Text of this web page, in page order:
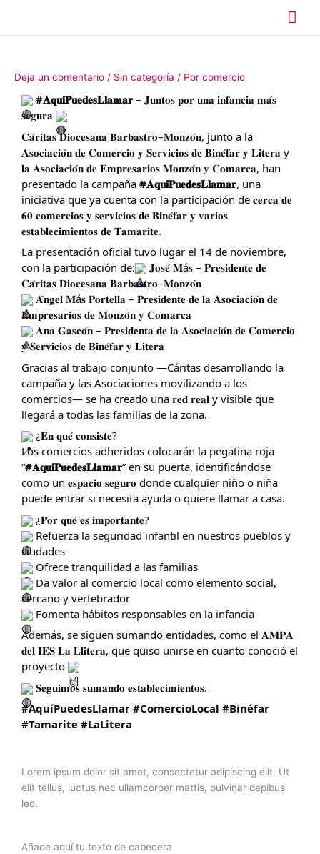
contenido
Deja un comentario / Sin categoría / Por comercio
#𝐀𝐪𝐮𝐢́𝐏𝐮𝐞𝐝𝐞𝐬𝐋𝐥𝐚𝐦𝐚𝐫 – 𝐉𝐮𝐧𝐭𝐨𝐬 𝐩𝐨𝐫 𝐮𝐧𝐚 𝐢𝐧𝐟𝐚𝐧𝐜𝐢𝐚 𝐦𝐚́𝐬
𝐬𝐞𝐠𝐮𝐫𝐚
𝐂𝐚́𝐫𝐢𝐭𝐚𝐬 𝐃𝐢𝐨𝐜𝐞𝐬𝐚𝐧𝐚 𝐁𝐚𝐫𝐛𝐚𝐬𝐭𝐫𝐨–𝐌𝐨𝐧𝐳𝐨́𝐧, junto a la
𝐀𝐬𝐨𝐜𝐢𝐚𝐜𝐢𝐨́𝐧 𝐝𝐞 𝐂𝐨𝐦𝐞𝐫𝐜𝐢𝐨 𝐲 𝐒𝐞𝐫𝐯𝐢𝐜𝐢𝐨𝐬 𝐝𝐞 𝐁𝐢𝐧𝐞́𝐟𝐚𝐫 𝐲 𝐋𝐢𝐭𝐞𝐫𝐚 y
𝐥𝐚 𝐀𝐬𝐨𝐜𝐢𝐚𝐜𝐢𝐨́𝐧 𝐝𝐞 𝐄𝐦𝐩𝐫𝐞𝐬𝐚𝐫𝐢𝐨𝐬 𝐌𝐨𝐧𝐳𝐨́𝐧 𝐲 𝐂𝐨𝐦𝐚𝐫𝐜𝐚, han
presentado la campaña #𝐀𝐪𝐮𝐢́𝐏𝐮𝐞𝐝𝐞𝐬𝐋𝐥𝐚𝐦𝐚𝐫, una
iniciativa que ya cuenta con la participación de 𝐜𝐞𝐫𝐜𝐚 𝐝𝐞
𝟔𝟎 𝐜𝐨𝐦𝐞𝐫𝐜𝐢𝐨𝐬 𝐲 𝐬𝐞𝐫𝐯𝐢𝐜𝐢𝐨𝐬 𝐝𝐞 𝐁𝐢𝐧𝐞́𝐟𝐚𝐫 𝐲 𝐯𝐚𝐫𝐢𝐨𝐬
𝐞𝐬𝐭𝐚𝐛𝐥𝐞𝐜𝐢𝐦𝐢𝐞𝐧𝐭𝐨𝐬 𝐝𝐞 𝐓𝐚𝐦𝐚𝐫𝐢𝐭𝐞.
La presentación oficial tuvo lugar el 14 de noviembre,
con la participación de:
𝐉𝐨𝐬𝐞́ 𝐌á𝐬 – 𝐏𝐫𝐞𝐬𝐢𝐝𝐞𝐧𝐭𝐞 𝐝𝐞
𝐂𝐚́𝐫𝐢𝐭𝐚𝐬 𝐃𝐢𝐨𝐜𝐞𝐬𝐚𝐧𝐚 𝐁𝐚𝐫𝐛𝐚𝐬𝐭𝐫𝐨–𝐌𝐨𝐧𝐳𝐨́𝐧
𝐀́𝐧𝐠𝐞𝐥 𝐌á𝐬 𝐏𝐨𝐫𝐭𝐞𝐥𝐥𝐚 – 𝐏𝐫𝐞𝐬𝐢𝐝𝐞𝐧𝐭𝐞 𝐝𝐞 𝐥𝐚 𝐀𝐬𝐨𝐜𝐢𝐚𝐜𝐢𝐨́𝐧 𝐝𝐞
𝐄𝐦𝐩𝐫𝐞𝐬𝐚𝐫𝐢𝐨𝐬 𝐝𝐞 𝐌𝐨𝐧𝐳𝐨́𝐧 𝐲 𝐂𝐨𝐦𝐚𝐫𝐜𝐚
𝐀𝐧𝐚 𝐆𝐚𝐬𝐜𝐨́𝐧 – 𝐏𝐫𝐞𝐬𝐢𝐝𝐞𝐧𝐭𝐚 𝐝𝐞 𝐥𝐚 𝐀𝐬𝐨𝐜𝐢𝐚𝐜𝐢𝐨́𝐧 𝐝𝐞 𝐂𝐨𝐦𝐞𝐫𝐜𝐢𝐨
𝐲 𝐒𝐞𝐫𝐯𝐢𝐜𝐢𝐨𝐬 𝐝𝐞 𝐁𝐢𝐧𝐞́𝐟𝐚𝐫 𝐲 𝐋𝐢𝐭𝐞𝐫𝐚
Gracias al trabajo conjunto —Cáritas desarrollando la
campaña y las Asociaciones movilizando a los
comercios— se ha creado una 𝐫𝐞𝐝 𝐫𝐞𝐚𝐥 y visible que
llegará a todas las familias de la zona.
¿𝐄𝐧 𝐪𝐮𝐞́ 𝐜𝐨𝐧𝐬𝐢𝐬𝐭𝐞?
Los comercios adheridos colocarán la pegatina roja
“#𝐀𝐪𝐮𝐢́𝐏𝐮𝐞𝐝𝐞𝐬𝐋𝐥𝐚𝐦𝐚𝐫” en su puerta, identificándose
como un 𝐞𝐬𝐩𝐚𝐜𝐢𝐨 𝐬𝐞𝐠𝐮𝐫𝐨 donde cualquier niño o niña
puede entrar si necesita ayuda o quiere llamar a casa.
¿𝐏𝐨𝐫 𝐪𝐮𝐞́ 𝐞𝐬 𝐢𝐦𝐩𝐨𝐫𝐭𝐚𝐧𝐭𝐞?
Refuerza la seguridad infantil en nuestros pueblos y
ciudades
Ofrece tranquilidad a las familias
Da valor al comercio local como elemento social,
cercano y vertebrador
Fomenta hábitos responsables en la infancia
Además, se siguen sumando entidades, como el 𝐀𝐌𝐏𝐀
𝐝𝐞𝐥 𝐈𝐄𝐒 𝐋𝐚 𝐋𝐥𝐢𝐭𝐞𝐫𝐚, que quiso unirse en cuanto conoció el
proyecto
𝐒𝐞𝐠𝐮𝐢𝐦𝐨𝐬 𝐬𝐮𝐦𝐚𝐧𝐝𝐨 𝐞𝐬𝐭𝐚𝐛𝐥𝐞𝐜𝐢𝐦𝐢𝐞𝐧𝐭𝐨𝐬.
#AquíPuedesLlamar #ComercioLocal #Binéfar
#Tamarite #LaLitera
Lorem ipsum dolor sit amet, consectetur adipiscing elit. Ut
elit tellus, luctus nec ullamcorper mattis, pulvinar dapibus
leo.
Añade aquí tu texto de cabecera